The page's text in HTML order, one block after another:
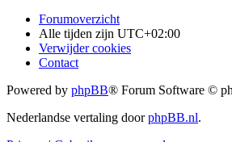
Forumoverzicht
Alle tijden zijn UTC+02:00
Verwijder cookies
Contact
Powered by phpBB® Forum Software ©
Nederlandse vertaling doorphpBB.nl.